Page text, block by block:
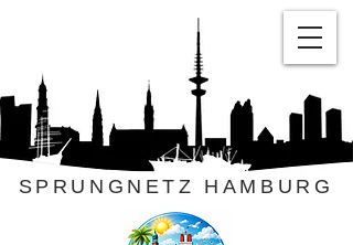
SPRUNGNETZ HAMBURG